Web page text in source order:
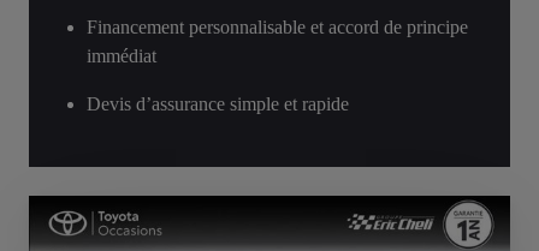
Financement personnalisable et accord de principe
immédiat
Devis d’assurance simple et rapide